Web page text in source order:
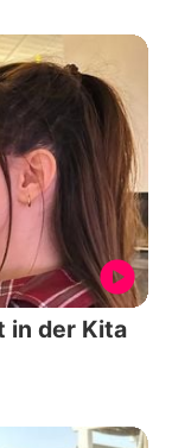
in der Kita